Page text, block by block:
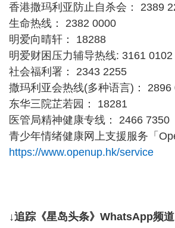
香港撒玛利亚防止自杀会： 2389
生命热线： 2382 0000
明爱向晴轩： 18288
明爱财困压力辅导热线: 3161 0102
社会福利署： 2343 2255
撒玛利亚会热线(多种语言)： 2896
东华三院芷若园： 18281
医管局精神健康专线： 2466 7350
青少年情绪健康网上支援服务「
https://www.openup.hk/service
↓追踪《星岛头条》WhatsApp频道